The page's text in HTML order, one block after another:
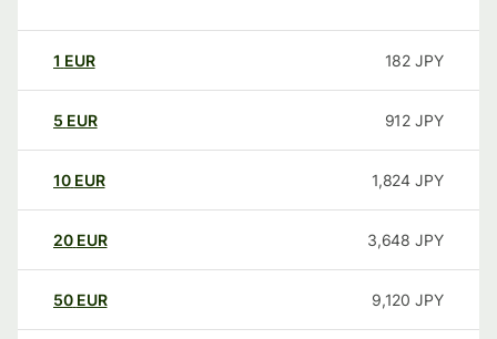
1 EUR 182 JPY
5 EUR 912 JPY
10 EUR 1,824 JPY
20 EUR 3,648 JPY
50 EUR 9,120 JPY